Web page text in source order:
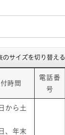
のサイズを切り替える
時間
電話番
号
から土
、年末